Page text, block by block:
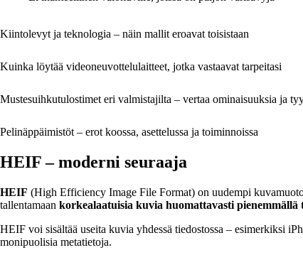
Kiintolevyt ja teknologia – näin mallit eroavat toisistaan
Kuinka löytää videoneuvottelulaitteet, jotka vastaavat tarpeitasi
Mustesuihkutulostimet eri valmistajilta – vertaa ominaisuuksia ja
Pelinäppäimistöt – erot koossa, asettelussa ja toiminnoissa
HEIF – moderni seuraaja
HEIF (High Efficiency Image File Format) on uudempi
tallentamaan korkealaatuisia kuvia huomattavasti pienemmällä
HEIF voi sisältää useita kuvia yhdessä tiedostossa – esimerkiksi
monipuolisia metatietoja.